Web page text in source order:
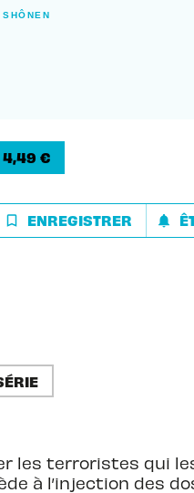
4,49 €
bookmark_border ENREGISTRER notifications
les terroristes qui
à l’injection des